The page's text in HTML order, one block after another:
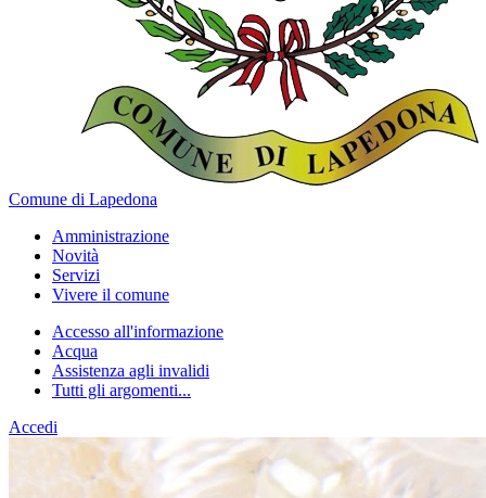
Comune di Lapedona
Amministrazione
Novità
Servizi
Vivere il comune
Accesso all'informazione
Acqua
Assistenza agli invalidi
Tutti gli argomenti...
Accedi